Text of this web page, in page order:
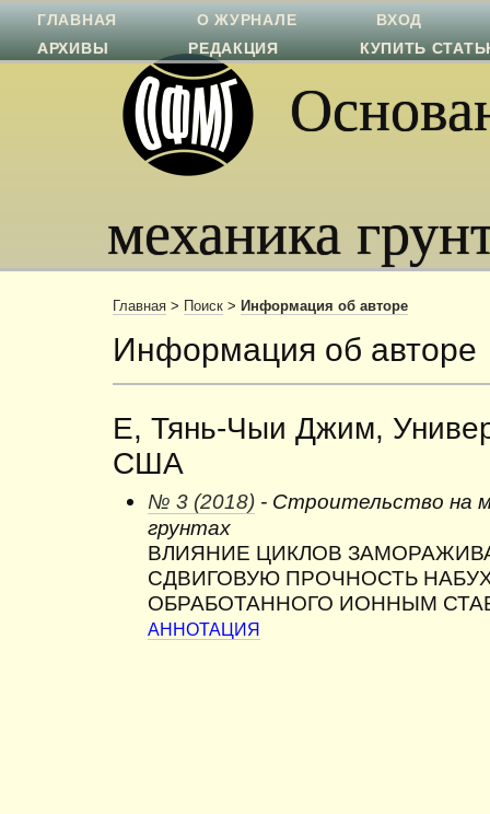
механика
ГЛАВНАЯ О ЖУРНАЛЕ
ВХОД
АРХИВЫ
РЕДАКЦИЯ КУПИТЬ
Главная > Поиск > Информация об авторе
Информация об авторе
Е, Тянь-Чыи Джим,
США
№ 3 (2018)- Строительство на
грунтах
ВЛИЯНИЕ ЦИКЛОВ
СДВИГОВУЮ ПРОЧНОСТЬ
ОБРАБОТАННОГО ИОННЫМ
АННОТАЦИЯ